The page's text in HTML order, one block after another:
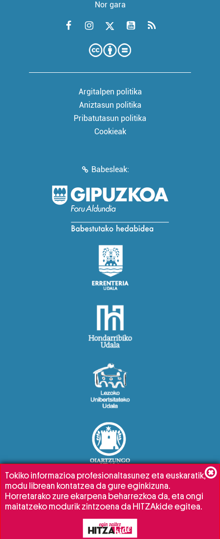
Nor gara
Argitalpen politika
Aniztasun politika
Pribatutasun politika
Cookieak
Babesleak:
Tokiko informazioa profesionaltasunez eta euskaratik,
modu librean kontatzea da gure eginkizuna.
Horretarako zure ekarpena beharrezkoa da, eta ongi
maitatzeko modurik zintzoena da HITZAkide egitea.